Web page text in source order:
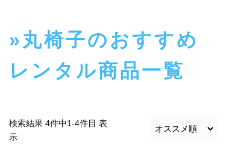
丸椅子のおすすめ
レンタル商品一覧
検索結果 4件中1-4件目 表
示